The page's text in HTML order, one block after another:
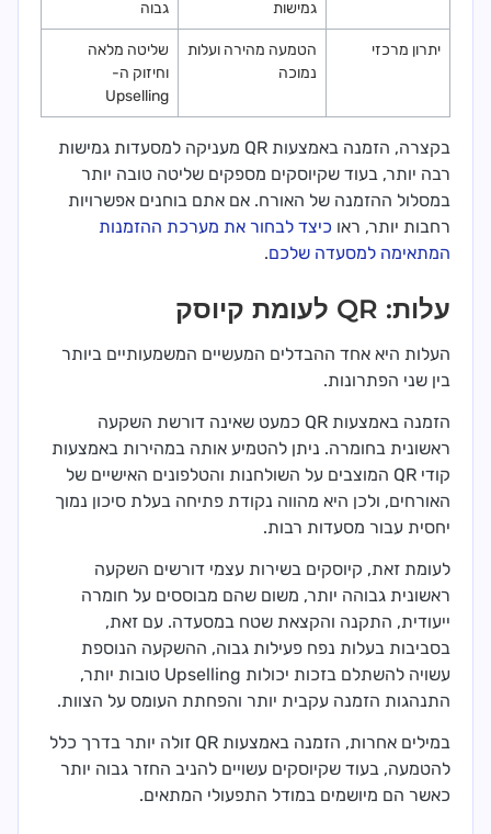
גמישות
גבוה
יתרון מרכזי
הטמעה מהירה ועלות
נמוכה
שליטה מלאה
וחיזוק ה-
Upselling
בקצרה, הזמנה באמצעות QR מעניקה למסעדות גמישות
רבה יותר, בעוד שקיוסקים מספקים שליטה טובה יותר
במסלול ההזמנה של האורח. אם אתם בוחנים אפשרויות
רחבות יותר, ראו כיצד לבחור את מערכת ההזמנות
המתאימה למסעדה שלכם.
עלות: QR לעומת קיוסק
העלות היא אחד ההבדלים המעשיים המשמעותיים ביותר
בין שני הפתרונות.
הזמנה באמצעות QR כמעט שאינה דורשת השקעה
ראשונית בחומרה. ניתן להטמיע אותה במהירות באמצעות
קודי QR המוצבים על השולחנות והטלפונים האישיים של
האורחים, ולכן היא מהווה נקודת פתיחה בעלת סיכון נמוך
יחסית עבור מסעדות רבות.
לעומת זאת, קיוסקים בשירות עצמי דורשים השקעה
ראשונית גבוהה יותר, משום שהם מבוססים על חומרה
ייעודית, התקנה והקצאת שטח במסעדה. עם זאת,
בסביבות בעלות נפח פעילות גבוה, ההשקעה הנוספת
עשויה להשתלם בזכות יכולות Upselling טובות יותר,
התנהגות הזמנה עקבית יותר והפחתת העומס על הצוות.
במילים אחרות, הזמנה באמצעות QR זולה יותר בדרך כלל
להטמעה, בעוד שקיוסקים עשויים להניב החזר גבוה יותר
כאשר הם מיושמים במודל התפעולי המתאים.